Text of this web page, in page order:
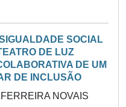
SOCIAL
DE LUZ
DE UM
DE INCLUSÃO
NOVAIS